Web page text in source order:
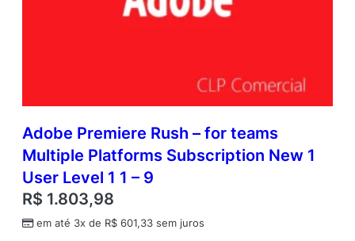
Adobe Premiere Rush – for teams
Multiple Platforms Subscription New 1
User Level 1 1 – 9
R$ 1.803,98
em até 3x de R$ 601,33 sem juros